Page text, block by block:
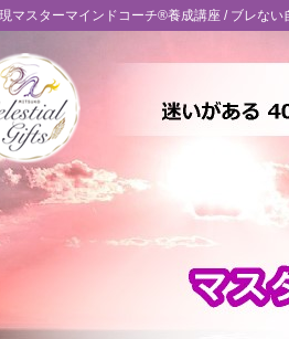
マスターマインドコーチ®養成講座 / ブレな